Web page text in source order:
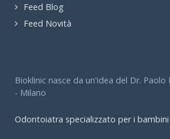
Feed Blog
Feed Novità
Bioklinic nasce da un'idea del Dr.
- Milano
Odontoiatra specializzato per i bambini